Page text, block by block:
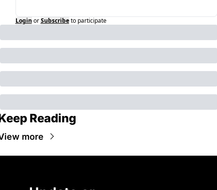
Login or Subscribe to participate
Reading
more